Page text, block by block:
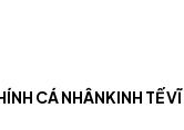
CÁ NHÂNKINH TẾ